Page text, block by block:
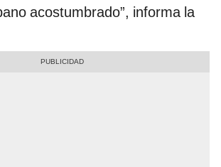
acostumbrado”, informa la